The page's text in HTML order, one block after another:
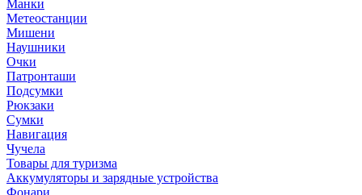
Манки
Метеостанции
Мишени
Наушники
Очки
Патронташи
Подсумки
Рюкзаки
Сумки
Навигация
Чучела
Товары для туризма
Аккумуляторы и зарядные устройства
Фонари